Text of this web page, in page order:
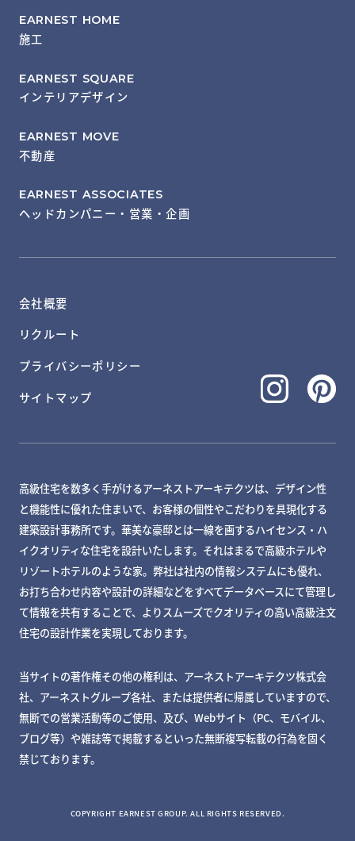
EARNEST HOME
施工
EARNEST SQUARE
インテリアデザイン
EARNEST MOVE
不動産
EARNEST ASSOCIATES
ヘッドカンパニー・営業・企画
会社概要
リクルート
プライバシーポリシー
サイトマップ
高級住宅を数多く手がけるアーネストアーキテクツは、デザイン性
と機能性に優れた住まいで、お客様の個性やこだわりを具現化する
建築設計事務所です。華美な豪邸とは一線を画するハイセンス・ハ
イクオリティな住宅を設計いたします。それはまるで高級ホテルや
リゾートホテルのような家。弊社は社内の情報システムにも優れ、
お打ち合わせ内容や設計の詳細などをすべてデータベースにて管理し
て情報を共有することで、よりスムーズでクオリティの高い高級注文
住宅の設計作業を実現しております。
当サイトの著作権その他の権利は、アーネストアーキテクツ株式会
社、アーネストグループ各社、または提供者に帰属していますので、
無断での営業活動等のご使用、及び、Webサイト（PC、モバイル、
ブログ等）や雑誌等で掲載するといった無断複写転載の行為を固く
禁じております。
COPYRIGHT EARNEST GROUP. ALL RIGHTS RESERVED.